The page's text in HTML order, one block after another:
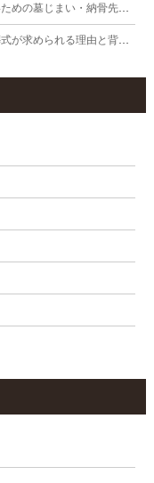
まい・納骨先の考え方を解説
られる理由と背景を徹底解剖